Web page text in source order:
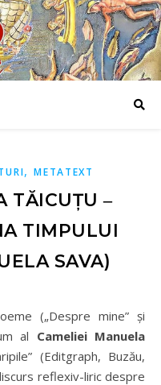
,METATEXT
TĂICUȚU ‒
TIMPULUI
SAVA)
al Cameliei Manuela
(Editgraph, Buzău,
reflexiv-liric despre